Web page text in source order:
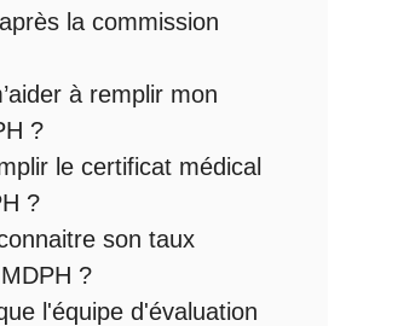
la commission
à remplir mon
?
le certificat médical
?
son taux
?
l'équipe d'évaluation